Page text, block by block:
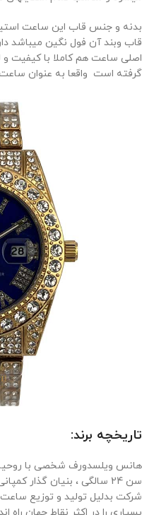
بدنه و جنس قاب این ساعت
قاب وبند آن فول نگین میباشد
اصلی ساعت هم کاملا با کیفیت
گرفته است واقعا به عنوان
تاریخچه برند:
هانس ویلسدورف شخصی با
شرکت بدلیل تولید و توزیع